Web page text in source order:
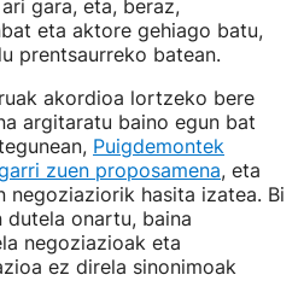
gara, eta, beraz,
eta aktore gehiago batu,
prentsaurreko batean.
akordioa lortzeko bere
argitaratu baino egun bat
Puigdemontek
zuen proposamena, eta
negoziaziorik hasita izatea. Bi
onartu, baina
negoziazioak eta
ez direla sinonimoak